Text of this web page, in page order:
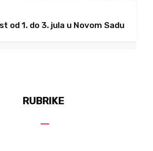
od 1. do 3. jula u Novom Sadu
RUBRIKE